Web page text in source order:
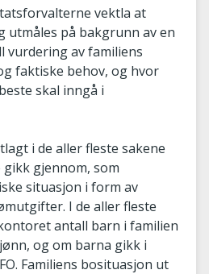
vektla at
utmåles på bakgrunn av en
vurdering av familiens
faktiske behov, og hvor
skal inngå i
i de aller fleste sakene
gjennom, som
situasjon i form av
I de aller fleste
antall barn i familien
og om barna gikk i
Familiens bosituasjon ut